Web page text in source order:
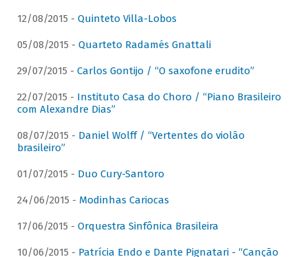
12/08/2015 - Quinteto Villa-Lobos
05/08/2015 - Quarteto Radamés Gnattali
29/07/2015 - Carlos Gontijo / “O saxofone erudito”
22/07/2015 - Instituto Casa do Choro / “Piano Brasileiro
com Alexandre Dias”
08/07/2015 - Daniel Wolff / “Vertentes do violão
brasileiro”
01/07/2015 - Duo Cury-Santoro
24/06/2015 - Modinhas Cariocas
17/06/2015 - Orquestra Sinfônica Brasileira
10/06/2015 - Patrícia Endo e Dante Pignatari - “Canção